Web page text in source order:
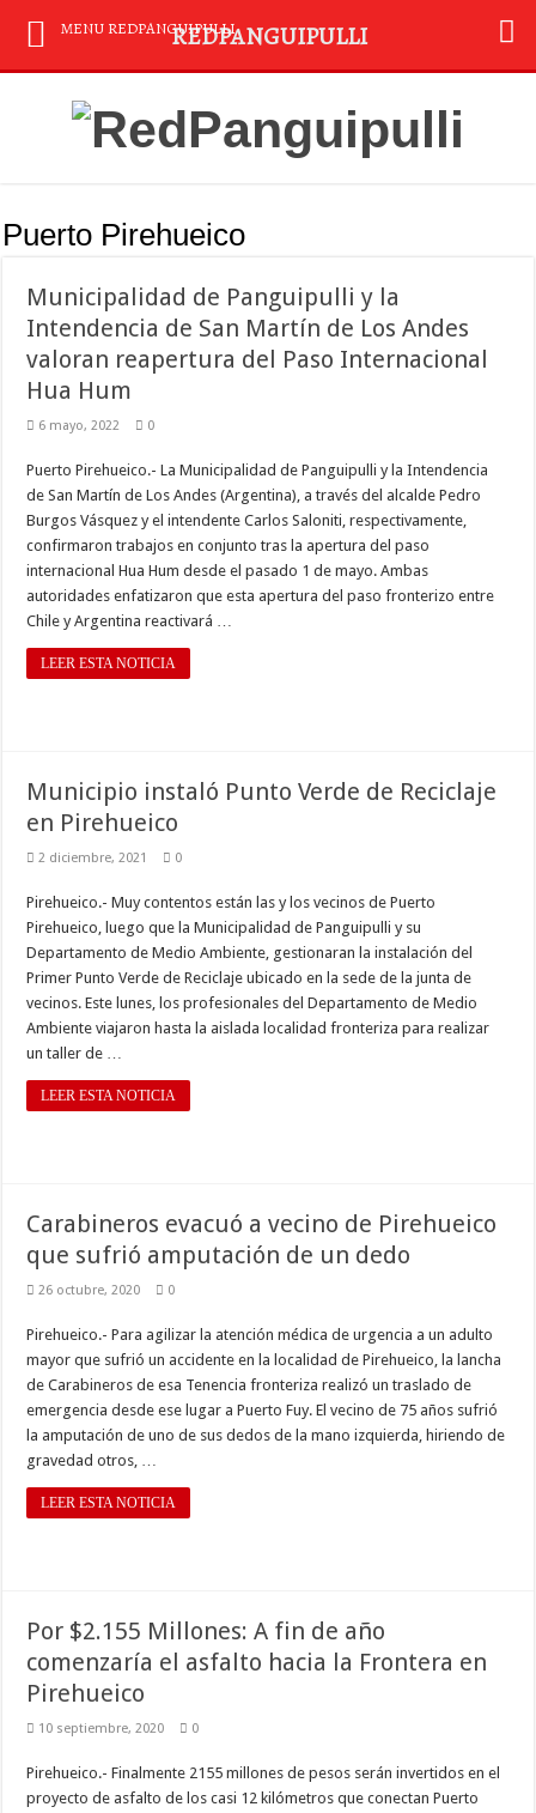
Puerto Pirehueico
Municipalidad de Panguipulli y la
Intendencia de San Martín de Los Andes
valoran reapertura del Paso Internacional
Hua Hum
6 mayo, 2022 0
Puerto Pirehueico.- La Municipalidad de Panguipulli y la Intendencia
de San Martín de Los Andes (Argentina), a través del alcalde Pedro
Burgos Vásquez y el intendente Carlos Saloniti, respectivamente,
confirmaron trabajos en conjunto tras la apertura del paso
internacional Hua Hum desde el pasado 1 de mayo. Ambas
autoridades enfatizaron que esta apertura del paso fronterizo entre
Chile y Argentina reactivará …
LEER ESTA NOTICIA
Municipio instaló Punto Verde de Reciclaje
en Pirehueico
2 diciembre, 2021 0
Pirehueico.- Muy contentos están las y los vecinos de Puerto
Pirehueico, luego que la Municipalidad de Panguipulli y su
Departamento de Medio Ambiente, gestionaran la instalación del
Primer Punto Verde de Reciclaje ubicado en la sede de la junta de
vecinos. Este lunes, los profesionales del Departamento de Medio
Ambiente viajaron hasta la aislada localidad fronteriza para realizar
un taller de …
LEER ESTA NOTICIA
Carabineros evacuó a vecino de Pirehueico
que sufrió amputación de un dedo
26 octubre, 2020 0
Pirehueico.- Para agilizar la atención médica de urgencia a un adulto
mayor que sufrió un accidente en la localidad de Pirehueico, la lancha
de Carabineros de esa Tenencia fronteriza realizó un traslado de
emergencia desde ese lugar a Puerto Fuy. El vecino de 75 años sufrió
la amputación de uno de sus dedos de la mano izquierda, hiriendo de
gravedad otros, …
LEER ESTA NOTICIA
Por $2.155 Millones: A fin de año
comenzaría el asfalto hacia la Frontera en
Pirehueico
10 septiembre, 2020 0
Pirehueico.- Finalmente 2155 millones de pesos serán invertidos en el
proyecto de asfalto de los casi 12 kilómetros que conectan Puerto
MENU REDPANGUIPULLIREDPANGUIPULLI